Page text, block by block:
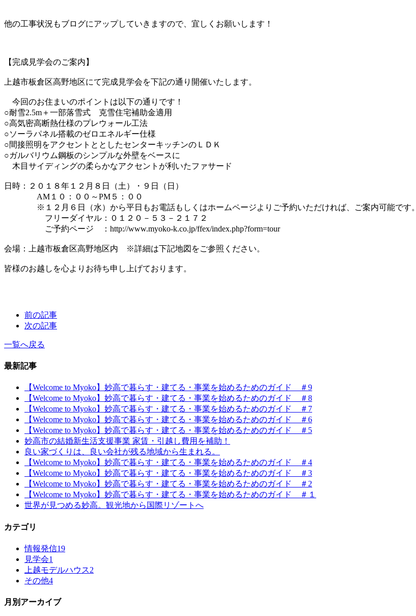
他の工事状況もブログにアップしていきますので、宜しくお願いします！
【完成見学会のご案内】
上越市板倉区高野地区にて完成見学会を下記の通り開催いたします。
今回のお住まいのポイントは以下の通りです！
○耐雪2.5m＋一部落雪式 克雪住宅補助金適用
○高気密高断熱仕様のプレウォール工法
○ソーラパネル搭載のゼロエネルギー仕様
○間接照明をアクセントととしたセンターキッチンのＬＤＫ
○ガルバリウム鋼板のシンプルな外壁をベースに
木目サイディングの柔らかなアクセントが利いたファサード
日時：２０１８年１２月８日（土）・９日（日）
AM１０：００～PM５：００
※１２月６日（水）から平日もお電話もしくはホームページよりご予約いただければ、ご案内可能です。
フリーダイヤル：０１２０－５３－２１７２
ご予約ページ ：http://www.myoko-k.co.jp/ffex/index.php?form=tour
会場：上越市板倉区高野地区内 ※詳細は下記地図をご参照ください。
皆様のお越しを心よりお待ち申し上げております。
前の記事
次の記事
一覧へ戻る
最新記事
【Welcome to Myoko】妙高で暮らす・建てる・事業を始めるためのガイド ＃9
【Welcome to Myoko】妙高で暮らす・建てる・事業を始めるためのガイド ＃8
【Welcome to Myoko】妙高で暮らす・建てる・事業を始めるためのガイド ＃7
【Welcome to Myoko】妙高で暮らす・建てる・事業を始めるためのガイド ＃6
【Welcome to Myoko】妙高で暮らす・建てる・事業を始めるためのガイド ＃5
妙高市の結婚新生活支援事業 家賃・引越し費用を補助！
良い家づくりは、良い会社が残る地域から生まれる。
【Welcome to Myoko】妙高で暮らす・建てる・事業を始めるためのガイド ＃4
【Welcome to Myoko】妙高で暮らす・建てる・事業を始めるためのガイド ＃3
【Welcome to Myoko】妙高で暮らす・建てる・事業を始めるためのガイド ＃2
【Welcome to Myoko】妙高で暮らす・建てる・事業を始めるためのガイド ＃１
世界が見つめる妙高。観光地から国際リゾートへ
カテゴリ
情報発信19
見学会1
上越モデルハウス2
その他4
月別アーカイブ